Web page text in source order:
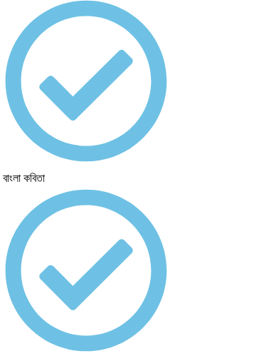
বাংলা কবিতা